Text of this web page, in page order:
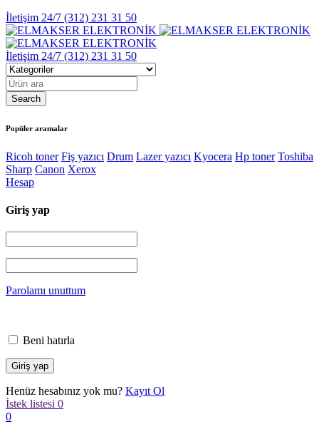
İletişim 24/7 (312) 231 31 50
İletişim 24/7 (312) 231 31 50
Popüler aramalar
Ricoh toner Fiş yazıcı Drum Lazer yazıcı Kyocera Hp toner Toshiba
Sharp Canon Xerox
Hesap
Giriş yap
Parolamı unuttum
Beni hatırla
Henüz hesabınız yok mu? Kayıt Ol
İstek listesi 0
0